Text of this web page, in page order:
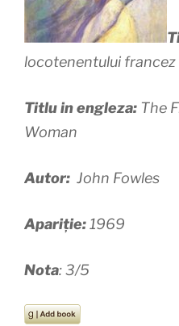
locotenentului francez
Titlu in engleza: The
Woman
Autor: John Fowles
Apariție:1969
Nota: 3/5